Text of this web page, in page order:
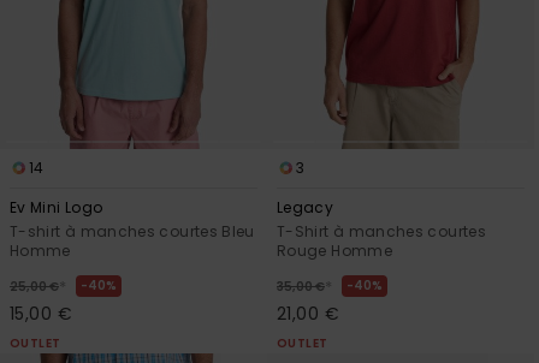
14
Ev Mini Logo
T-shirt à manches courtes Bleu
Homme
25,00 € * 40%
15,00 €
OUTLET
3
Legacy
T-Shirt à manches courtes
Rouge Homme
35,00 € * 40%
21,00 €
OUTLET